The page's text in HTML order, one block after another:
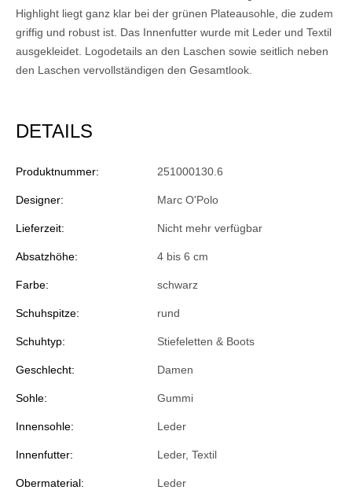
Highlight liegt ganz klar bei der grünen Plateausohle, die zudem
griffig und robust ist. Das Innenfutter wurde mit Leder und Textil
ausgekleidet. Logodetails an den Laschen sowie seitlich neben
den Laschen vervollständigen den Gesamtlook.
DETAILS
Produktnummer: 251000130.6
Designer: Marc O'Polo
Lieferzeit: Nicht mehr verfügbar
Absatzhöhe: 4 bis 6 cm
Farbe: schwarz
Schuhspitze: rund
Schuhtyp: Stiefeletten & Boots
Geschlecht: Damen
Sohle: Gummi
Innensohle: Leder
Innenfutter: Leder, Textil
Obermaterial: Leder